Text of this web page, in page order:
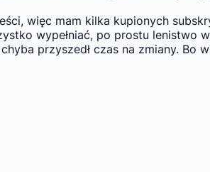
więc mam kilka kupionych
wypełniać, po prostu
przyszedł czas na zmiany. Bo